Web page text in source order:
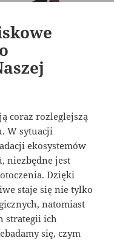
coraz rozleglejszą
W sytuacji
ekosystemów
niezbędne jest
Dzięki
staje się nie tylko
natomiast
strategii ich
się, czym